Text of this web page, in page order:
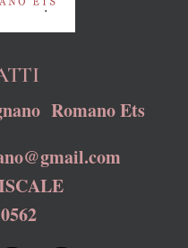
Romano Ets